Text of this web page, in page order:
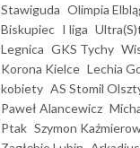
Stawiguda Olimpia
Biskupiec I liga
Legnica GKS Tychy
Korona Kielce Lechia
kobiety AS Stomil
Paweł Alancewicz
Ptak Szymon